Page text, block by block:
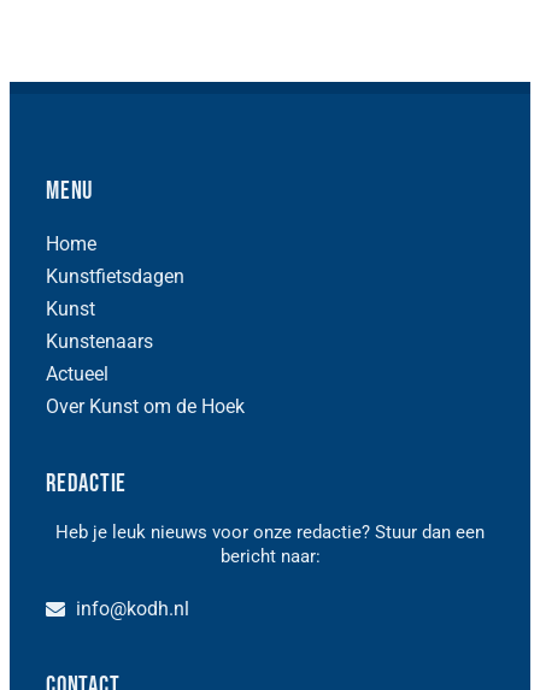
Menu
Home
Kunstfietsdagen
Kunst
Kunstenaars
Actueel
Over Kunst om de Hoek
Redactie
Heb je leuk nieuws voor onze redactie? Stuur dan een
bericht naar:
info@kodh.nl